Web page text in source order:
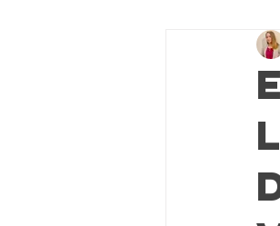
Consejos
Limpieza Sin